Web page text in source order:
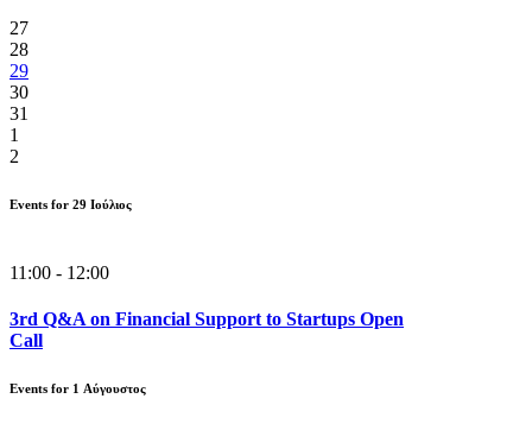
27
28
29
30
31
1
2
Events for 29 Ιούλιος
11:00 - 12:00
3rd Q&A on Financial Support to Startups Open
Call
Events for 1 Αύγουστος